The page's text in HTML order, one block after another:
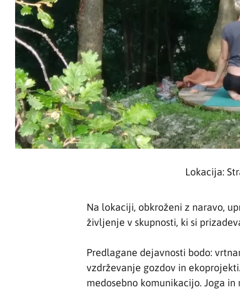
Lokacija:
Na lokaciji, obkroženi z naravo,
življenje v skupnosti, ki si
Predlagane dejavnosti bodo:
vzdrževanje gozdov in
medosebno komunikacijo. Joga